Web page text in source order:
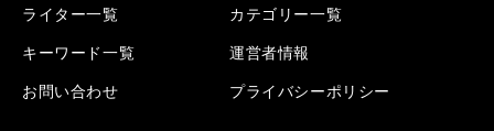
ライター一覧 カテゴリー一覧
キーワード一覧 運営者情報
お問い合わせ プライバシーポリシー